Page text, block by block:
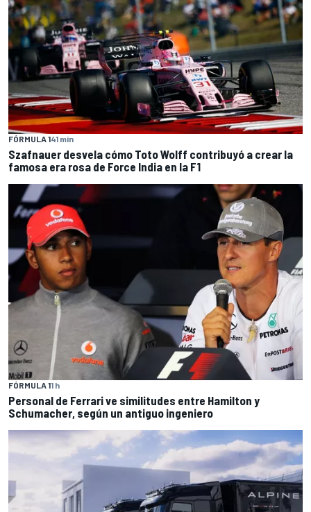
FÓRMULA 141 min
Szafnauer desvela cómo Toto Wolff contribuyó a crear la
famosa era rosa de Force India en la F1
FÓRMULA 11 h
Personal de Ferrari ve similitudes entre Hamilton y
Schumacher, según un antiguo ingeniero